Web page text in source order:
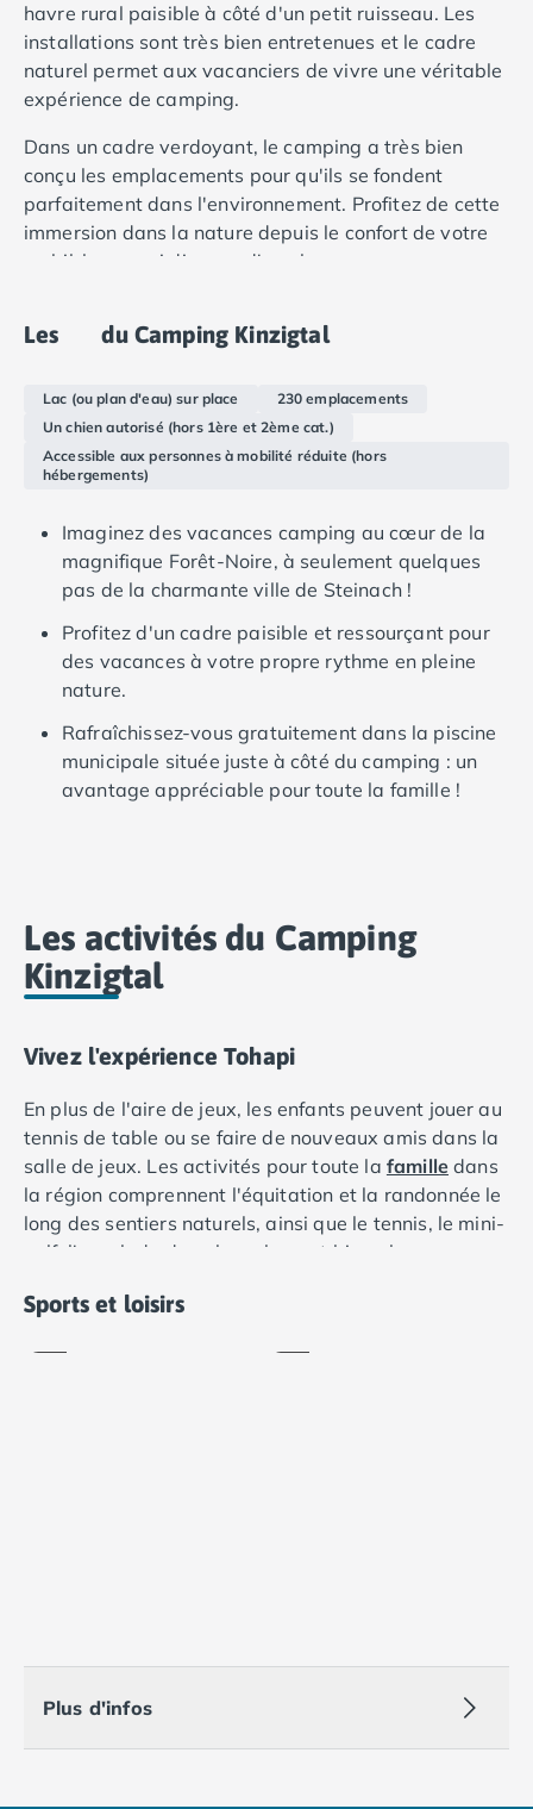
Camping Carantec
Camping Concarneau
Camping Douarnenez
Camping Fouesnant
Camping Quimper
Camping Roscoff
Camping Ille-et-Vilaine
Camping Cancale
Camping Morbihan
Camping La Trinité sur Mer
Camping Locmariaquer
Camping Penestin
Camping Sarzeau
Camping Vannes
Camping Champagne-Ardenne
Camping Corse
Camping Corse-du-Sud
Camping Bonifacio
Camping Porto Vecchio
Camping Haute-Corse
Camping Ghisonaccia
Camping Clairvaux-les-Lacs
Camping Haute-Normandie
Camping Eure
Camping Essonne
Camping Seine-et-Marne
Camping Val d'Oise
Camping Val-de-Marne
Camping Languedoc-Roussillon
Camping Aude
Camping Gruissan
Camping Narbonne-Plage
Camping Gard
Camping Grau-du-Roi
Camping Vias-Plage
Camping Pyrénées-Orientales
havre rural paisible à côté d'un petit ruisseau. Les
installations sont très bien entretenues et le cadre
naturel permet aux vacanciers de vivre une véritable
expérience de camping.
Dans un cadre verdoyant, le camping a très bien
conçu les emplacements pour qu'ils se fondent
parfaitement dans l'environnement. Profitez de cette
immersion dans la nature depuis le confort de votre
mobil-home qui dispose d'une bonne gamme
Les du Camping Kinzigtal
Lac (ou plan d'eau) sur place
230 emplacements
Un chien autorisé (hors 1ère et 2ème cat.)
Accessible aux personnes à mobilité réduite (hors
hébergements)
Imaginez des vacances camping au cœur de la
magnifique Forêt-Noire, à seulement quelques
pas de la charmante ville de Steinach !
Profitez d'un cadre paisible et ressourçant pour
des vacances à votre propre rythme en pleine
nature.
Rafraîchissez-vous gratuitement dans la piscine
municipale située juste à côté du camping : un
avantage appréciable pour toute la famille !
Les activités du Camping
Kinzigtal
Vivez l'expérience Tohapi
En plus de l'aire de jeux, les enfants peuvent jouer au
tennis de table ou se faire de nouveaux amis dans la
salle de jeux. Les activités pour toute la famille dans
la région comprennent l'équitation et la randonnée le
long des sentiers naturels, ainsi que le tennis, le mini-
golf, l'escalade dans les arbres et bien plus encore.
Sports et loisirs
Aire
jeux
Plus d'infos